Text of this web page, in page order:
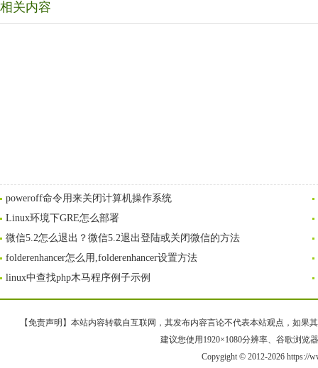
相关内容
poweroff命令用来关闭计算机操作系统
Linux环境下GRE怎么部署
微信5.2怎么退出？微信5.2退出登陆或关闭微信的方法
folderenhancer怎么用,folderenhancer设置方法
linux中查找php木马程序例子示例
【免责声明】本站内容转载自互联网，其发布内容言论不代表本站观点，如果
建议您使用1920×1080分辨率、谷歌浏览
Copygight © 2012-2026 https://